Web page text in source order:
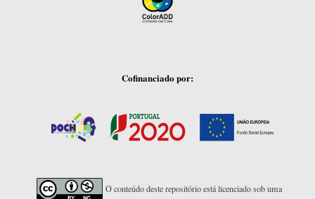
Cofinanciado por:
O conteúdo deste repositório está licenciado sob uma